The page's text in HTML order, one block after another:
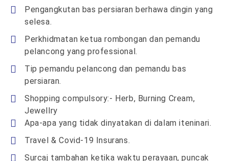
Pengangkutan bas persiaran berhawa dingin yang
selesa.
Perkhidmatan ketua rombongan dan pemandu
pelancong yang professional.
Tip pemandu pelancong dan pemandu bas
persiaran.
Shopping compulsory:- Herb, Burning Cream,
Jewellry
Apa-apa yang tidak dinyatakan di dalam iteninari.
Travel & Covid-19 Insurans.
Surcaj tambahan ketika waktu perayaan, puncak